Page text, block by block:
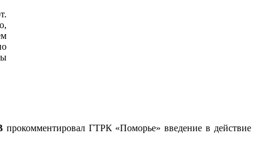
прокомментировал ГТРК «Поморье» введение в действие